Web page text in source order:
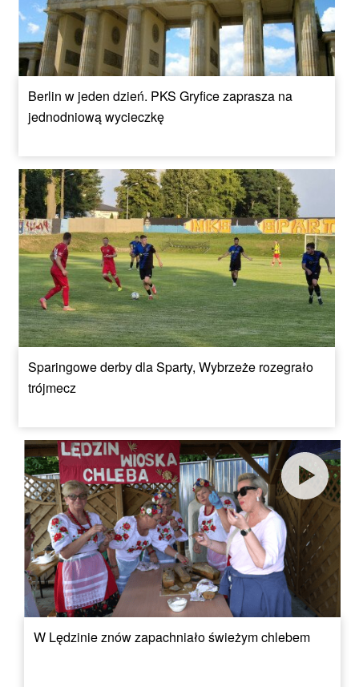
Berlin w jeden dzień. PKS Gryfice zaprasza na
jednodniową wycieczkę
Sparingowe derby dla Sparty, Wybrzeże rozegrało
trójmecz
W Lędzinie znów zapachniało świeżym chlebem